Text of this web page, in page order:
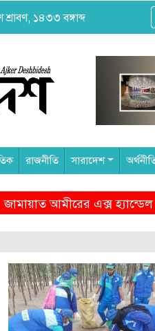
১৪৩৩ বঙ্গাব্দ
রাজনীতি সারাদেশ
পোস্ট আগামীকাল